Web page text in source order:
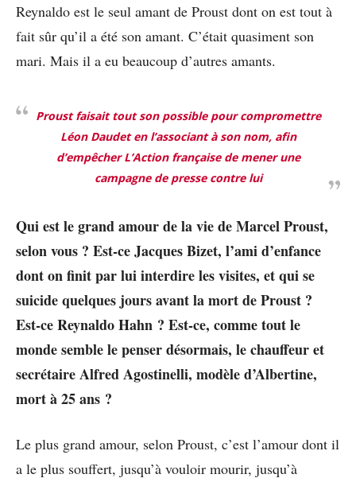
Reynaldo est le seul amant de Proust dont on est tout à
fait sûr qu’il a été son amant. C’était quasiment son
mari. Mais il a eu beaucoup d’autres amants.
Proust faisait tout son possible pour compromettre
Léon Daudet en l’associant à son nom, afin
d’empêcherL’Action françaisede mener une
campagne de presse contre lui
Qui est le grand amour de la vie de Marcel Proust,
selon vous ? Est-ce Jacques Bizet, l’ami d’enfance
dont on finit par lui interdire les visites, et qui se
suicide quelques jours avant la mort de Proust ?
Est-ce Reynaldo Hahn ? Est-ce, comme tout le
monde semble le penser désormais, le chauffeur et
secrétaire Alfred Agostinelli, modèle d’Albertine,
mort à 25 ans ?
Le plus grand amour, selon Proust, c’est l’amour dont il
a le plus souffert, jusqu’à vouloir mourir, jusqu’à